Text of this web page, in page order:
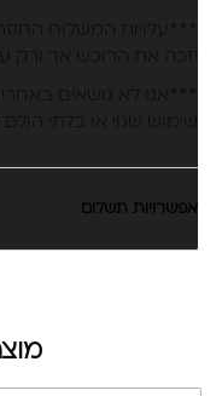
***עלויות המשלוח
אפשרויות תשלום